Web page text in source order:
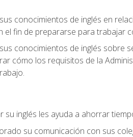
conocimientos de inglés en
fin de prepararse para trabajar
conocimientos de inglés sobre
cómo los requisitos de la
inglés les ayuda a ahorrar
su comunicación con sus